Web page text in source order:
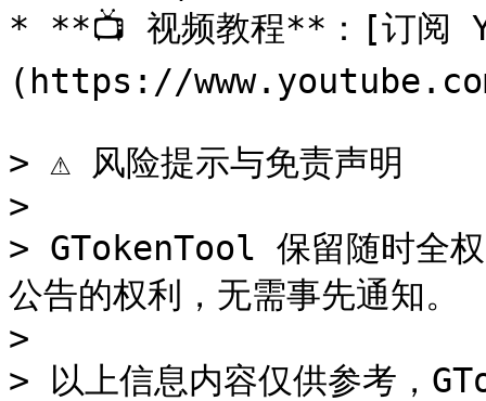
* **📺 视频教程**：[订阅
(https://
> ⚠️ 风险提示与免责声明
>
> GTokenTool 保留随时全权
公告的权利，无需事先通知。
>
> 以上信息内容仅供参考，